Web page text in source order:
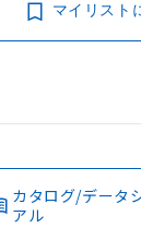
マイリスト
カタログ/データ
アル